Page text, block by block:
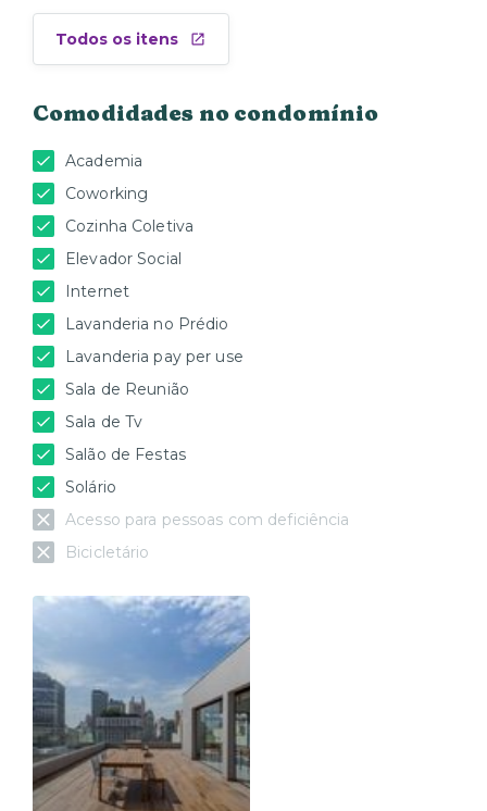
Todos os itens
Comodidades no condomínio
Academia
Coworking
Cozinha Coletiva
Elevador Social
Internet
Lavanderia no Prédio
Lavanderia pay per use
Sala de Reunião
Sala de Tv
Salão de Festas
Solário
Acesso para pessoas com deficiência
Bicicletário